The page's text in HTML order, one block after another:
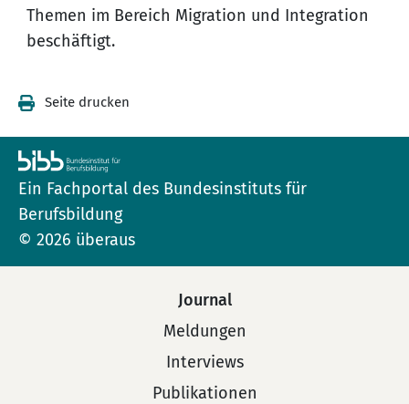
Themen im Bereich Migration und Integration
beschäftigt.
Seite drucken
Ein Fachportal des Bundesinstituts für
Berufsbildung
© 2026 überaus
Journal
Meldungen
Interviews
Publikationen